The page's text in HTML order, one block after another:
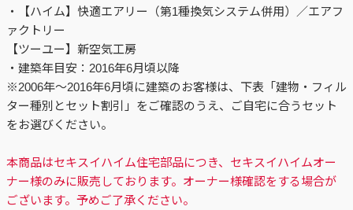
・【ハイム】快適エアリー（第1種換気システム併用）／エアフ
ァクトリー
【ツーユー】新空気工房
・建築年目安：2016年6月頃以降
※2006年～2016年6月頃に建築のお客様は、下表「建物・フィル
ター種別とセット割引」をご確認のうえ、ご自宅に合うセット
をお選びください。
本商品はセキスイハイム住宅部品につき、セキスイハイムオー
ナー様のみに販売しております。オーナー様確認をする場合が
ございます。予めご了承ください。